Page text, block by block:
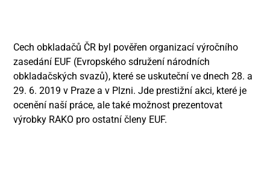
Cech obkladačů ČR byl pověřen organizací výročního
zasedání EUF (Evropského sdružení národních
obkladačských svazů), které se uskuteční ve dnech 28. a
29. 6. 2019 v Praze a v Plzni. Jde prestižní akci, které je
ocenění naší práce, ale také možnost prezentovat
výrobky RAKO pro ostatní členy EUF.